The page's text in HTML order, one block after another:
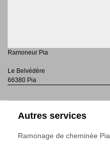
Ramoneur Pia
Le Belvédère
66380 Pia
Autres services
Ramonage de cheminée Pia